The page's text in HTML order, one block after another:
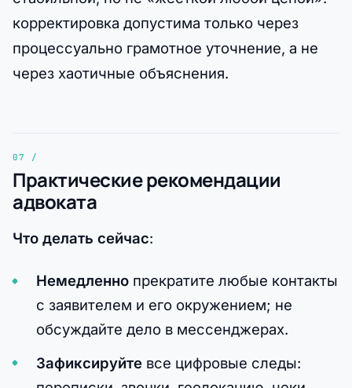
корректировка допустима только через
процессуально грамотное уточнение, а не
через хаотичные объяснения.
Практические рекомендации
адвоката
Что делать сейчас:
Немедленнопрекратите любые контакты
с заявителем и его окружением; не
обсуждайте дело в мессенджерах.
Зафиксируйтевсе цифровые следы: